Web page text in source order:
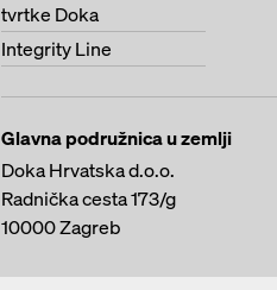
tvrtke Doka
Integrity Line
Glavna podružnica u zemlji
Doka Hrvatska d.o.o.
Radnička cesta 173/g
10000Zagreb